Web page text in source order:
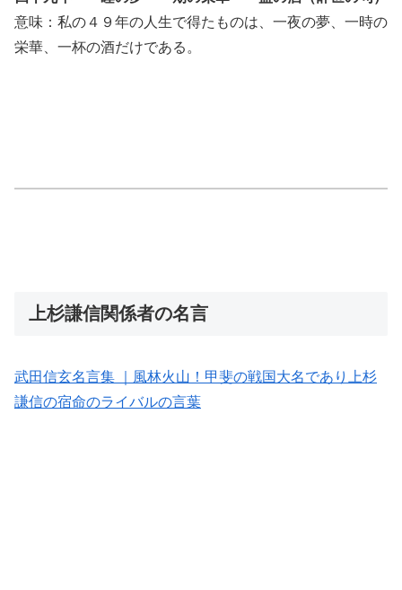
意味：私の４９年の人生で得たものは、一夜の夢、一時の
栄華、一杯の酒だけである。
上杉謙信関係者の名言
武田信玄名言集 ｜風林火山！甲斐の戦国大名であり上杉
謙信の宿命のライバルの言葉